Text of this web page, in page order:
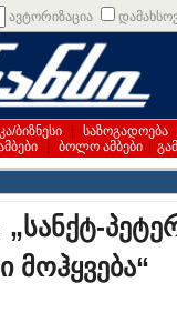
ავტორიზაცია
ბიზნესი საზოგადოება
ბოლო ამბები
„სანქტ-
მოჰყვება“